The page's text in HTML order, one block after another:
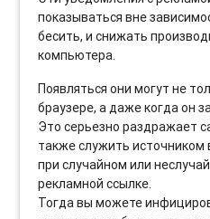
показываться вне
бесить, и снижать
компьютера.
Появляться они могут не
браузере, а даже когда он
Это серьезно раздражает
также служить источником
при случайном или
рекламной ссылке.
Тогда вы можете